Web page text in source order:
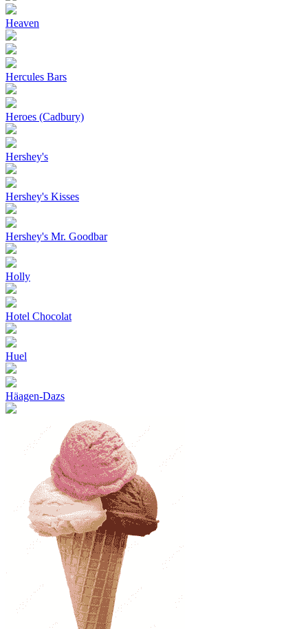
Heaven
Hercules Bars
Heroes (Cadbury)
Hershey's
Hershey's Kisses
Hershey's Mr. Goodbar
Holly
Hotel Chocolat
Huel
Häagen-Dazs